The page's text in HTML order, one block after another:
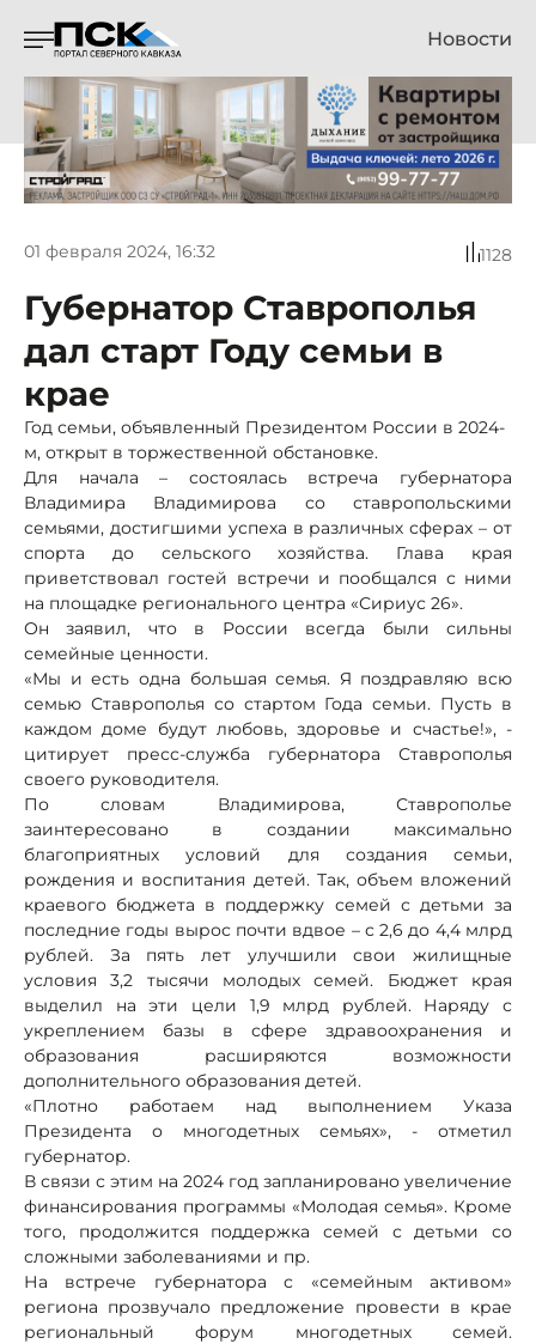
Новости
01 февраля 2024, 16:32 1128
Губернатор Ставрополья
дал старт Году семьи в
крае
Год семьи, объявленный Президентом России в 2024-
м, открыт в торжественной обстановке.
Для начала – состоялась встреча губернатора
Владимира Владимирова со ставропольскими
семьями, достигшими успеха в различных сферах – от
спорта до сельского хозяйства. Глава края
приветствовал гостей встречи и пообщался с ними
на площадке регионального центра «Сириус 26».
Он заявил, что в России всегда были сильны
семейные ценности.
«Мы и есть одна большая семья. Я поздравляю всю
семью Ставрополья со стартом Года семьи. Пусть в
каждом доме будут любовь, здоровье и счастье!», -
цитирует пресс-служба губернатора Ставрополья
своего руководителя.
По словам Владимирова, Ставрополье
заинтересовано в создании максимально
благоприятных условий для создания семьи,
рождения и воспитания детей. Так, объем вложений
краевого бюджета в поддержку семей с детьми за
последние годы вырос почти вдвое – с 2,6 до 4,4 млрд
рублей. За пять лет улучшили свои жилищные
условия 3,2 тысячи молодых семей. Бюджет края
выделил на эти цели 1,9 млрд рублей. Наряду с
укреплением базы в сфере здравоохранения и
образования расширяются возможности
дополнительного образования детей.
«Плотно работаем над выполнением Указа
Президента о многодетных семьях», - отметил
губернатор.
В связи с этим на 2024 год запланировано увеличение
финансирования программы «Молодая семья». Кроме
того, продолжится поддержка семей с детьми со
сложными заболеваниями и пр.
На встрече губернатора с «семейным активом»
региона прозвучало предложение провести в крае
региональный форум многодетных семей.